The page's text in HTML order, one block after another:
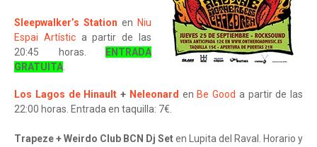
Sleepwalker’s Station en Niu
Espai Artística partir de las
20:45 horas.
ENTRADA
GRATUITA.
Los Lagos de Hinault + Neleonard en Be Good a partir de las
22:00 horas. Entrada en taquilla: 7€.
Trapeze + Weirdo Club BCN Dj Seten Lupita del Raval. Horario y